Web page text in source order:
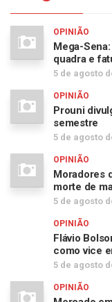
OPINIÃO
Mega-
quadra e
5 de agosto
OPINIÃO
Prouni
semestre
5 de agosto
OPINIÃO
Moradores
morte de
5 de agosto
OPINIÃO
Flávio
como vice
5 de agosto
OPINIÃO